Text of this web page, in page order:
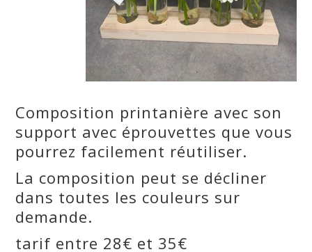
Composition printanière avec son
support avec éprouvettes que vous
pourrez facilement réutiliser.
La composition peut se décliner
dans toutes les couleurs sur
demande.
tarif entre 28€ et 35€